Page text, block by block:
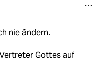
nie ändern.
Gottes auf